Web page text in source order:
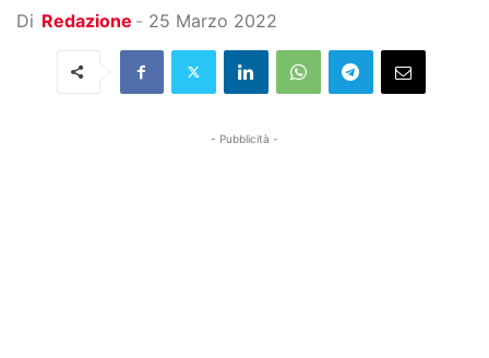
Di Redazione - 25 Marzo 2022
- Pubblicità -